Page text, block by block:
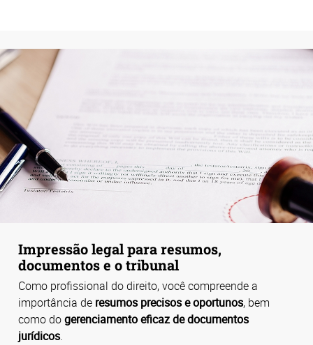
Impressão legal para resumos,
documentos e o tribunal
Como profissional do direito, você compreende a
importância de resumos precisos e oportunos, bem
como dogerenciamento eficaz de documentos
jurídicos.